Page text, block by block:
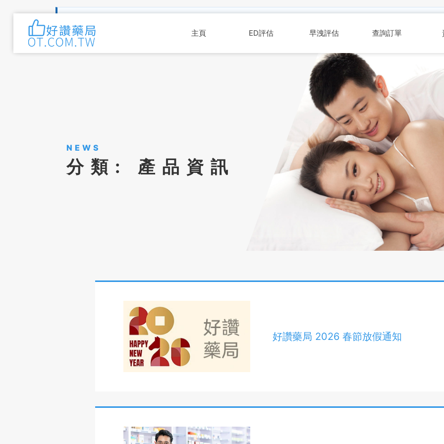
主頁 ED評估 早洩評估 查詢訂單
物，請先諮詢專業人員。
需要協助可留言諮詢。
NEWS
分類: 產品資訊
好讚藥局 2026 春節放假通知